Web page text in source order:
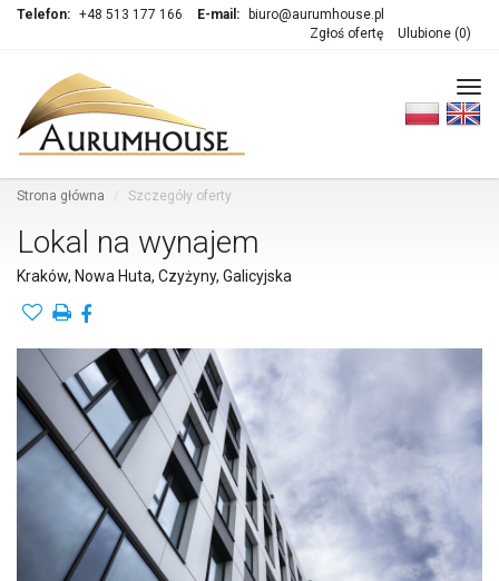
Telefon: +48 513 177 166 E-mail:
biuro@aurumhouse.pl
Zgłoś ofertę
Ulubione (0)
Strona główna Szczegóły oferty
Lokal na wynajem
Kraków, Nowa Huta, Czyżyny, Galicyjska